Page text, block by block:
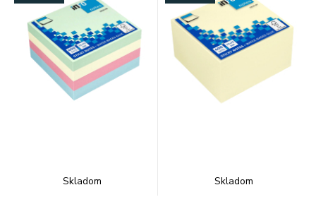
Skladom Skladom